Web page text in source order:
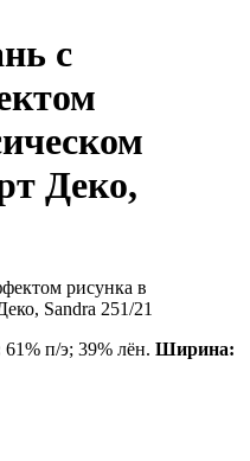
с
Деко,
рисунка в
Sandra 251/21
61% п/э; 39% лён. Ширина: